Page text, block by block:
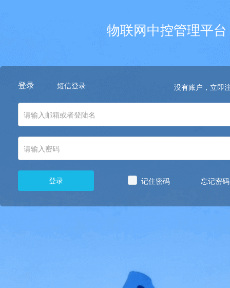
物联网中控管理平台
登录 短信登录 没有账户，立即
登录 忘记密
记住密码